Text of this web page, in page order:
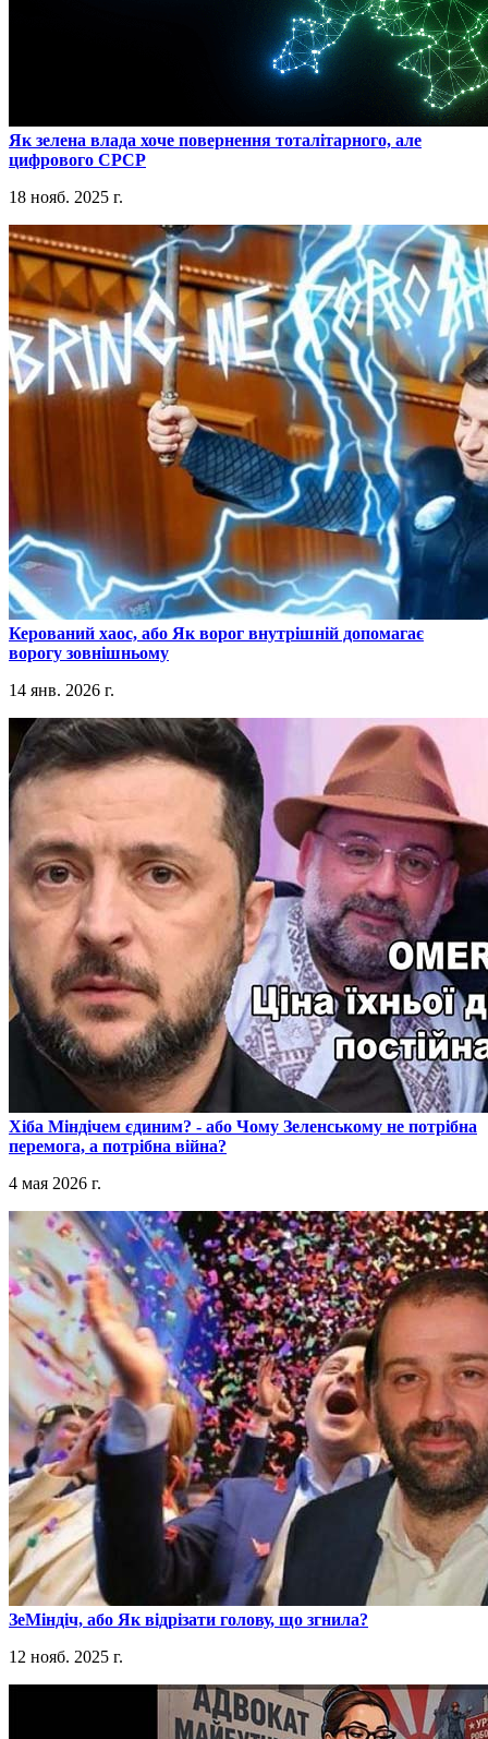
​Як зелена влада хоче повернення тоталітарного, але
цифрового СРСР
18 нояб. 2025 г.
​Керований хаос, або Як ворог внутрішній допомагає
ворогу зовнішньому
14 янв. 2026 г.
​Хіба Міндічем єдиним? - або Чому Зеленському не потрібна
перемога, а потрібна війна?
4 мая 2026 г.
​ЗеМіндіч, або Як відрізати голову, що згнила?
12 нояб. 2025 г.